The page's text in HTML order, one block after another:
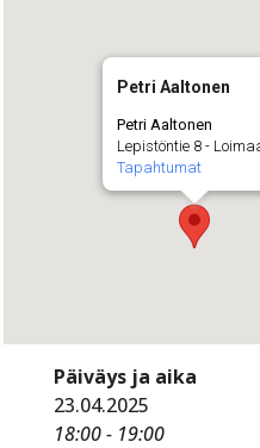
Petri Aaltonen
Petri Aaltonen
Lepistöntie 8 -
Tapahtumat
Päiväys ja aika
23.04.2025
18:00 - 19:00